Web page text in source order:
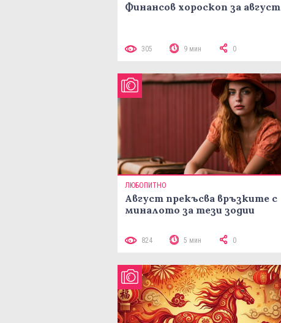
Финансов хороскоп за август
305 9 мин 0
ЛЮБОПИТНО
Август прекъсва връзките с
миналото за тези зодии
824 5 мин 0